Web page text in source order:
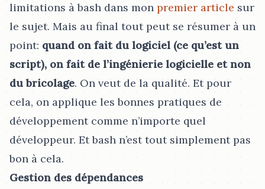
limitations à bash dans mon premier article sur
le sujet. Mais au final tout peut se résumer à un
point: quand on fait du logiciel (ce qu’est un
script), on fait de l’ingénierie logicielle et non
du bricolage. On veut de la qualité. Et pour
cela, on applique les bonnes pratiques de
développement comme n’importe quel
développeur. Et bash n’est tout simplement pas
bon à cela.
Gestion des dépendances